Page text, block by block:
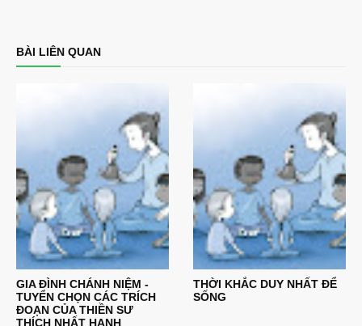
BÀI LIÊN QUAN
GIA ĐÌNH CHÁNH NIỆM -
TUYỂN CHỌN CÁC TRÍCH
ĐOẠN CỦA THIỀN SƯ
THÍCH NHẤT HẠNH
THỜI KHẮC DUY NHẤT ĐỂ
SỐNG